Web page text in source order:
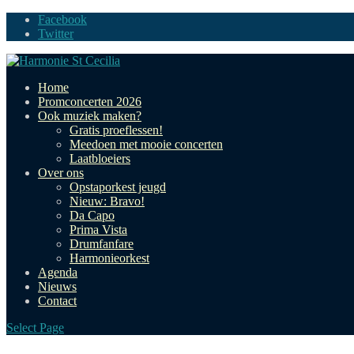
Facebook
Twitter
Home
Promconcerten 2026
Ook muziek maken?
Gratis proeflessen!
Meedoen met mooie concerten
Laatbloeiers
Over ons
Opstaporkest jeugd
Nieuw: Bravo!
Da Capo
Prima Vista
Drumfanfare
Harmonieorkest
Agenda
Nieuws
Contact
Select Page